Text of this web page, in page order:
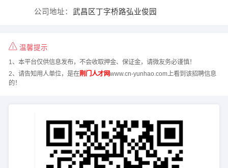
公司地址： 武昌区丁字桥路弘业俊园
温馨提示
1、本平台仅供信息发布，不会收取押金、保证金，请微友务必谨慎！
2、请告知用人单位，是在荆门人才网www.cn-yunhao.com上看到该招聘信息
的！